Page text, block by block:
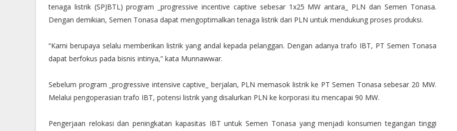
tenaga listrik (SPJBTL) program _progressive incentive captive sebesar 1x25 MW antara_ PLN dan Semen Tonasa.
Dengan demikian, Semen Tonasa dapat mengoptimalkan tenaga listrik dari PLN untuk mendukung proses produksi.
“Kami berupaya selalu memberikan listrik yang andal kepada pelanggan. Dengan adanya trafo IBT, PT Semen Tonasa
dapat berfokus pada bisnis intinya,” kata Munnawwar.
Sebelum program _progressive intensive captive_ berjalan, PLN memasok listrik ke PT Semen Tonasa sebesar 20 MW.
Melalui pengoperasian trafo IBT, potensi listrik yang disalurkan PLN ke korporasi itu mencapai 90 MW.
Pengerjaan relokasi dan peningkatan kapasitas IBT untuk Semen Tonasa yang menjadi konsumen tegangan tinggi